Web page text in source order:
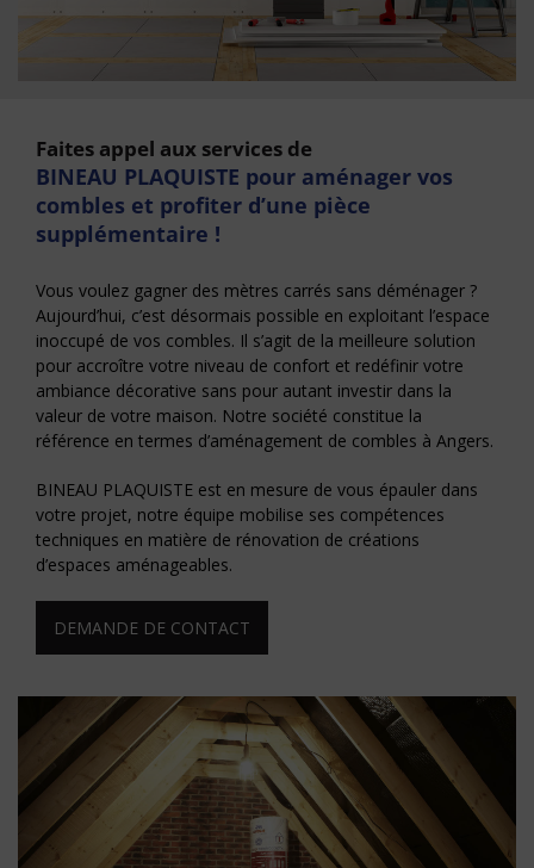
Faites appel aux services de
BINEAU PLAQUISTE pour aménager vos
combles et profiter d’une pièce
supplémentaire !
Vous voulez gagner des mètres carrés sans déménager ?
Aujourd’hui, c’est désormais possible en exploitant l’espace
inoccupé de vos combles. Il s’agit de la meilleure solution
pour accroître votre niveau de confort et redéfinir votre
ambiance décorative sans pour autant investir dans la
valeur de votre maison. Notre société constitue la
référence en termes d’aménagement de combles à Angers.
BINEAU PLAQUISTE est en mesure de vous épauler dans
votre projet, notre équipe mobilise ses compétences
techniques en matière de rénovation de créations
d’espaces aménageables.
DEMANDE DE CONTACT